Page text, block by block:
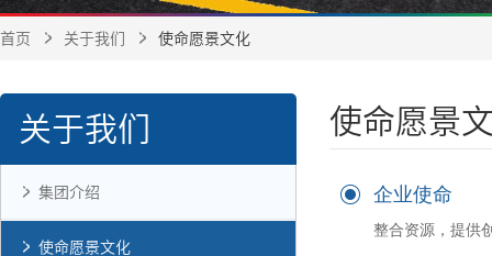
首页 关于我们 使命愿景文化
关于我们
集团介绍
使命愿景文化
使命愿景
企业使命
整合资源，提供